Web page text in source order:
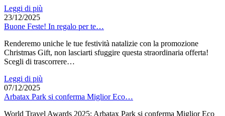
Leggi di più
23/12/2025
Buone Feste! In regalo per te…
Renderemo uniche le tue festività natalizie con la promozione
Christmas Gift, non lasciarti sfuggire questa straordinaria offerta!
Scegli di trascorrere…
Leggi di più
07/12/2025
Arbatax Park si conferma Miglior Eco…
World Travel Awards 2025: Arbatax Park si conferma Miglior Eco